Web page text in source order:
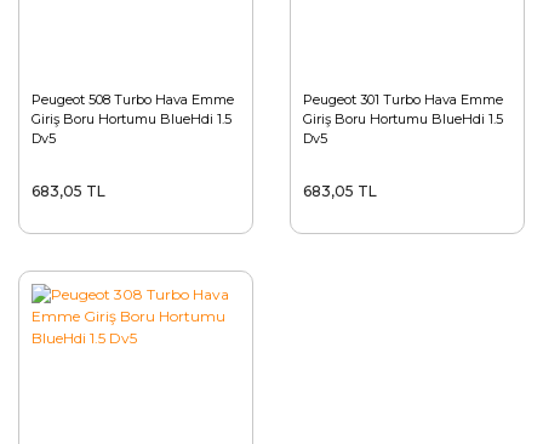
Peugeot 508 Turbo Hava Emme
Giriş Boru Hortumu BlueHdi 1.5
Dv5
683,05 TL
Peugeot 301 Turbo Hava Emme
Giriş Boru Hortumu BlueHdi 1.5
Dv5
683,05 TL